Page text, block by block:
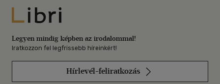
Libri
Legyen mindig képben az irodalommal!
Iratkozzon fel legfrissebb híreinkért!
Hírlevél-feliratkozás